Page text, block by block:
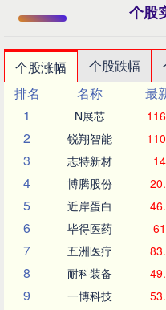
个股
个股涨幅 个股跌幅
排名
名称 最
1
N展芯
2 锐翔智能
3 志特新材
4 博腾股份
5 近岸蛋白
6 毕得医药
7 五洲医疗
8 耐科装备
9 一博科技